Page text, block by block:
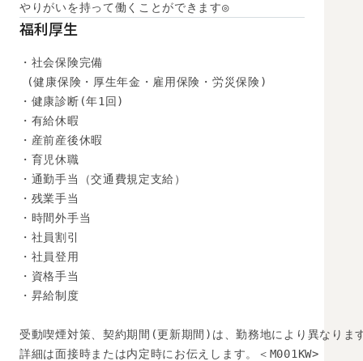
やりがいを持って働くことができます◎
福利厚生
・社会保険完備
(健康保険・厚生年金・雇用保険・労災保険)
・健康診断(年1回)
・有給休暇
・産前産後休暇
・育児休職
・通勤手当（交通費規定支給）
・残業手当
・時間外手当
・社員割引
・社員登用
・資格手当
・昇給制度
受動喫煙対策、契約期間(更新期間)は、勤務地により異なりま
詳細は面接時または内定時にお伝えします。＜M001KW>